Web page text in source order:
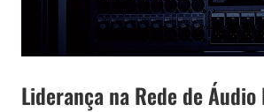
Liderança na Rede de